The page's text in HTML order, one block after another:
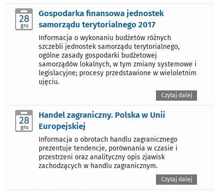
28
gru
Gospodarka finansowa jednostek
samorządu terytorialnego 2017
Informacja o wykonaniu budżetów różnych
szczebli jednostek samorządu terytorialnego,
ogólne zasady gospodarki budżetowej
samorządów lokalnych, w tym zmiany systemowe i
legislacyjne; procesy przedstawione w wieloletnim
ujęciu.
Czytaj dalej
28
gru
Handel zagraniczny. Polska w Unii
Europejskiej
Informacja o obrotach handlu zagranicznego
prezentuje tendencje, porównania w czasie i
przestrzeni oraz analityczny opis zjawisk
zachodzących w handlu zagranicznym.
Czytaj dalej